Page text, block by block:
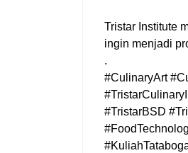
Tristar Institute
ingin menjadi
.
#CulinaryArt
#TristarBSD